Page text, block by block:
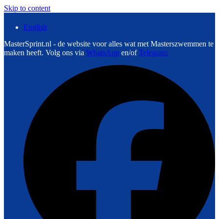
Skip to content
English
MasterSprint.nl - de website voor alles wat met Masterszwemmen te
maken heeft. Volg ons via WhatsApp en/ofTelegram